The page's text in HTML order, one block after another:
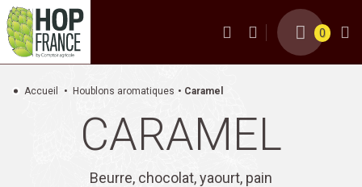
0
Accueil Houblons aromatiques Caramel
CARAMEL
Beurre, chocolat, yaourt, pain